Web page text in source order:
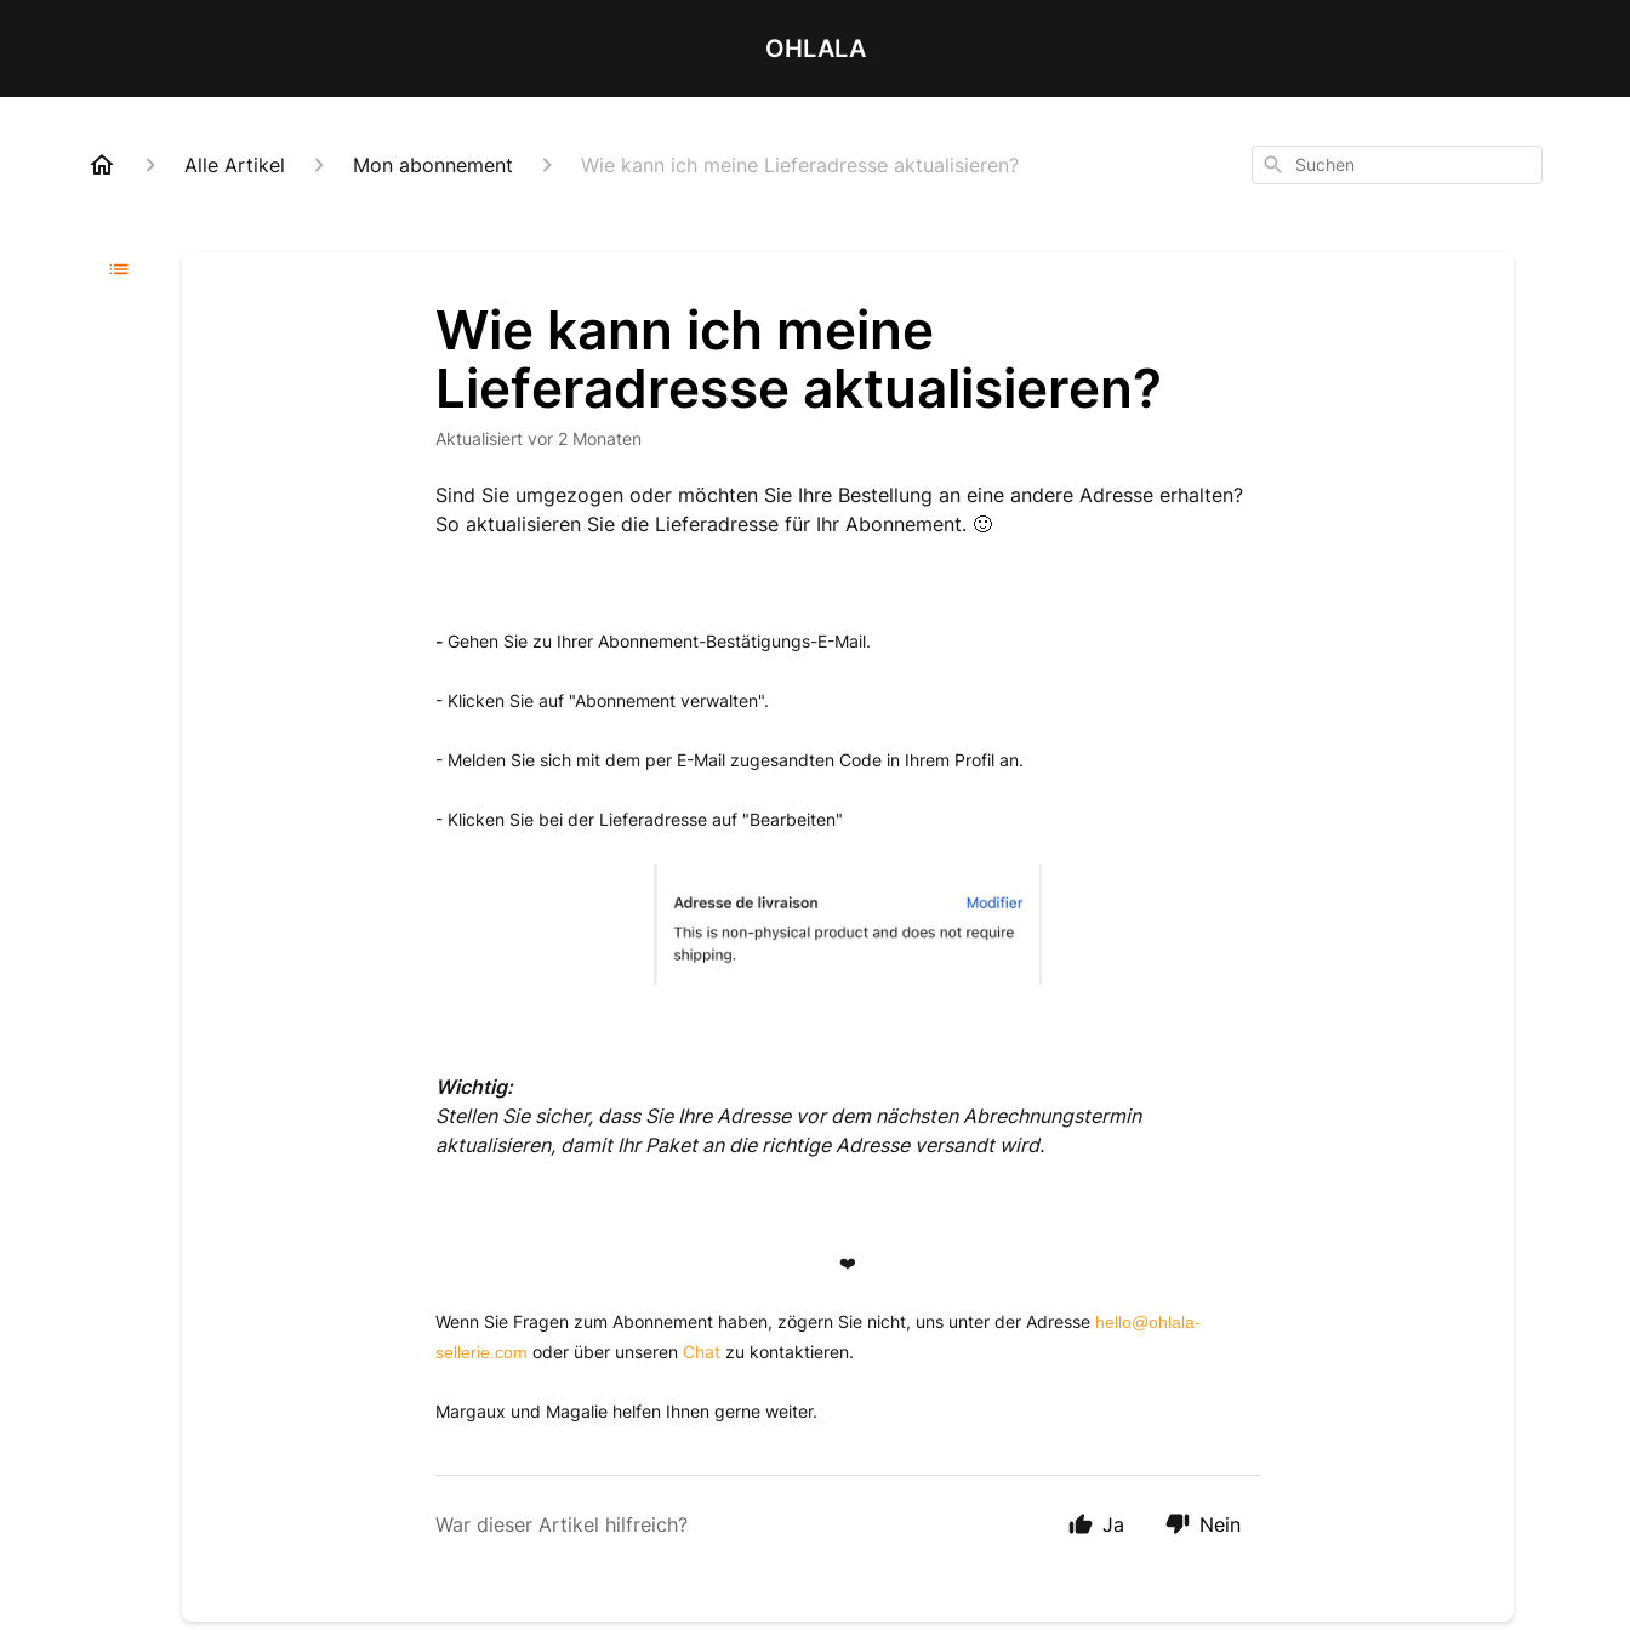
OHLALA
Alle Artikel Mon abonnement Wie kann ich meine Lieferadresse aktualisieren? Suchen
Wie kann ich meine
Lieferadresse aktualisieren?
Aktualisiert vor 2 Monaten
Sind Sie umgezogen oder möchten Sie Ihre Bestellung an eine andere Adresse erhalten?
So aktualisieren Sie die Lieferadresse für Ihr Abonnement. 🙂
-Gehen Sie zu Ihrer Abonnement-Bestätigungs-E-Mail.
- Klicken Sie auf "Abonnement verwalten".
- Melden Sie sich mit dem per E-Mail zugesandten Code in Ihrem Profil an.
- Klicken Sie bei der Lieferadresse auf "Bearbeiten"
Wichtig:
Stellen Sie sicher, dass Sie Ihre Adresse vor dem nächsten Abrechnungstermin
aktualisieren, damit Ihr Paket an die richtige Adresse versandt wird.
❤️
Wenn Sie Fragen zum Abonnement haben, zögern Sie nicht, uns unter der Adresse hello@ohlala-
sellerie.com oder über unserenChat zu kontaktieren.
Margaux und Magalie helfen Ihnen gerne weiter.
War dieser Artikel hilfreich? Ja Nein